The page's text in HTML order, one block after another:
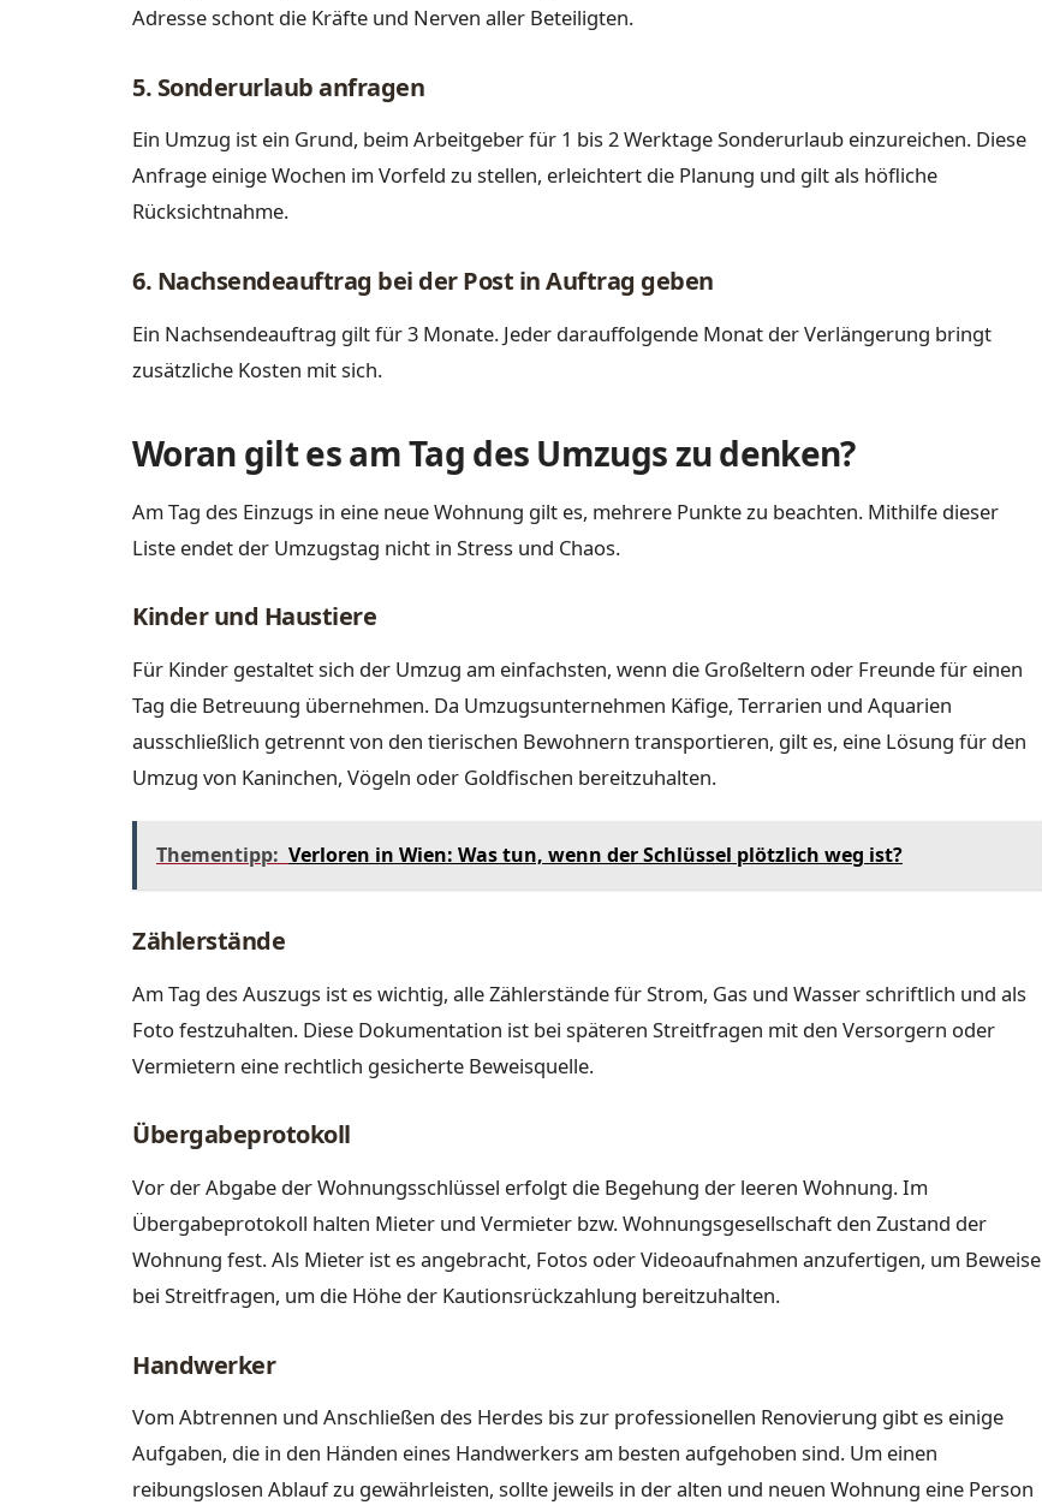
Adresse schont die Kräfte und Nerven aller Beteiligten.
5. Sonderurlaub anfragen
Ein Umzug ist ein Grund, beim Arbeitgeber für 1 bis 2 Werktage Sonderurlaub einzureichen. Diese
Anfrage einige Wochen im Vorfeld zu stellen, erleichtert die Planung und gilt als höfliche
Rücksichtnahme.
6. Nachsendeauftrag bei der Post in Auftrag geben
Ein Nachsendeauftrag gilt für 3 Monate. Jeder darauffolgende Monat der Verlängerung bringt
zusätzliche Kosten mit sich.
Woran gilt es am Tag des Umzugs zu denken?
Am Tag des Einzugs in eine neue Wohnung gilt es, mehrere Punkte zu beachten. Mithilfe dieser
Liste endet der Umzugstag nicht in Stress und Chaos.
Kinder und Haustiere
Für Kinder gestaltet sich der Umzug am einfachsten, wenn die Großeltern oder Freunde für einen
Tag die Betreuung übernehmen. Da Umzugsunternehmen Käfige, Terrarien und Aquarien
ausschließlich getrennt von den tierischen Bewohnern transportieren, gilt es, eine Lösung für den
Umzug von Kaninchen, Vögeln oder Goldfischen bereitzuhalten.
Thementipp: Verloren in Wien: Was tun, wenn der Schlüssel plötzlich weg ist?
Zählerstände
Am Tag des Auszugs ist es wichtig, alle Zählerstände für Strom, Gas und Wasser schriftlich und als
Foto festzuhalten. Diese Dokumentation ist bei späteren Streitfragen mit den Versorgern oder
Vermietern eine rechtlich gesicherte Beweisquelle.
Übergabeprotokoll
Vor der Abgabe der Wohnungsschlüssel erfolgt die Begehung der leeren Wohnung. Im
Übergabeprotokoll halten Mieter und Vermieter bzw. Wohnungsgesellschaft den Zustand der
Wohnung fest. Als Mieter ist es angebracht, Fotos oder Videoaufnahmen anzufertigen, um Beweise
bei Streitfragen, um die Höhe der Kautionsrückzahlung bereitzuhalten.
Handwerker
Vom Abtrennen und Anschließen des Herdes bis zur professionellen Renovierung gibt es einige
Aufgaben, die in den Händen eines Handwerkers am besten aufgehoben sind. Um einen
reibungslosen Ablauf zu gewährleisten, sollte jeweils in der alten und neuen Wohnung eine Person